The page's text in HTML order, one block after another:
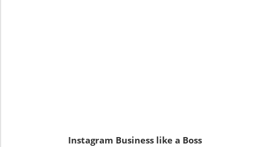
Instagram Business like a Boss